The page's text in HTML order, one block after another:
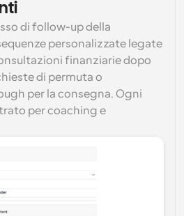
di follow-up della
personalizzate legate
finanziarie dopo
di permuta o
per la consegna. Ogni
per coaching e